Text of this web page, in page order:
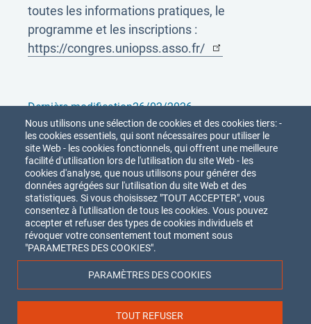
toutes les informations pratiques, le
programme et les inscriptions :
https://congres.uniopss.asso.fr/
Dernière modification26/02/2026
Partager
Union Nationale desActeursde FOrmation
et de Recherche en Intervention Sociale
8 rue Mayran - 75009 PARIS
Menu
Qui sommes-nous ?
Nous suivre
Youtube
Nous utilisons une sélection de cookies et des cookies tiers: -
les cookies essentiels, qui sont nécessaires pour utiliser le
site Web - les cookies fonctionnels, qui offrent une meilleure
facilité d'utilisation lors de l'utilisation du site Web - les
cookies d'analyse, que nous utilisons pour générer des
données agrégées sur l'utilisation du site Web et des
statistiques. Si vous choisissez "TOUT ACCEPTER", vous
consentez à l'utilisation de tous les cookies. Vous pouvez
accepter et refuser des types de cookies individuels et
révoquer votre consentement tout moment sous
"PARAMETRES DES COOKIES".
PARAMÈTRES DES COOKIES
TOUT REFUSER